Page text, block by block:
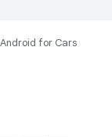
Android for Cars